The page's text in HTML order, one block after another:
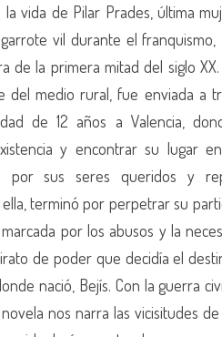
la vida de Pilar Prades, última
vil durante el franquismo,
de la primera mitad del siglo
del medio rural, fue enviada a
de 12 años a Valencia,
y encontrar su lugar
por sus seres queridos y
terminó por perpetrar su
por los abusos y la
de poder que decidía el
nació, Bejís. Con la guerra
nos narra las vicisitudes